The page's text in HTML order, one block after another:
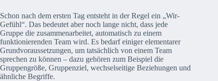
Schon nach dem ersten Tag entsteht in der Regel ein „Wir-
Gefühl“. Das bedeutet aber noch lange nicht, dass jede
Gruppe die zusammenarbeitet, automatisch zu einem
funktionierenden Team wird. Es bedarf einiger elementarer
Grundvoraussetzungen, um tatsächlich von einem Team
sprechen zu können – dazu gehören zum Beispiel die
Gruppengröße, Gruppenziel, wechselseitige Beziehungen und
ähnliche Begriffe.